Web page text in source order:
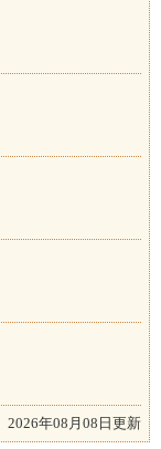
2026年08月08日更新